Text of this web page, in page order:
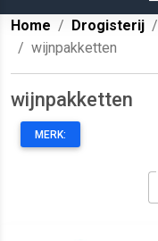
Home
Drogisterij
wijnpakketten
wijnpakketten
MERK: